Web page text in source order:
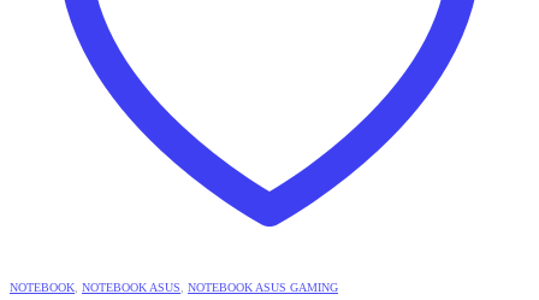
NOTEBOOK NOTEBOOK ASUS NOTEBOOK ASUS GAMING